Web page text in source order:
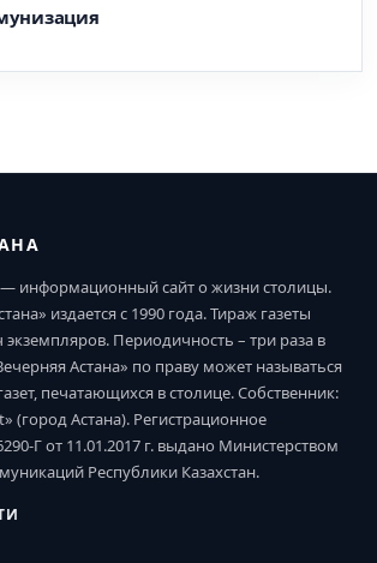
— информационный сайт о жизни столицы.
издается с 1990 года. Тираж газеты
экземпляров. Периодичность – три раза в
Астана» по праву может называться
печатающихся в столице. Собственник:
(город Астана). Регистрационное
Г от 11.01.2017 г. выдано Министерством
Республики Казахстан.